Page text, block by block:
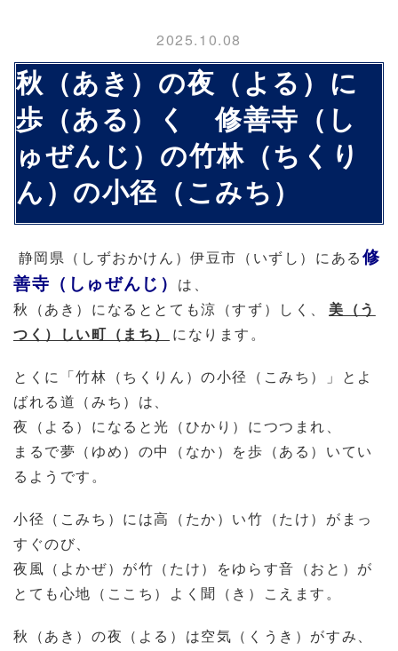
2025.10.08
秋（あき）の夜（よる）に
歩（ある）く 修善寺（し
ゅぜんじ）の竹林（ちくり
ん）の小径（こみち）
静岡県（しずおかけん）伊豆市（いずし）にある修
善寺（しゅぜんじ） は、
秋（あき）になるととても涼（すず）しく、
美（う
つく）しい町（まち）
になります。
とくに「竹林（ちくりん）の小径（こみち）」とよ
ばれる道（みち）は、
夜（よる）になると光（ひかり）につつまれ、
まるで夢（ゆめ）の中（なか）を歩（ある）いてい
るようです。
小径（こみち）には高（たか）い竹（たけ）がまっ
すぐのび、
夜風（よかぜ）が竹（たけ）をゆらす音（おと）が
とても心地（ここち）よく聞（き）こえます。
秋（あき）の夜（よる）は空気（くうき）がすみ、